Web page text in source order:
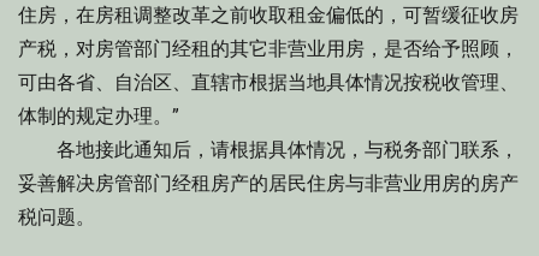
住房，在房租调整改革之前收取租金偏低的，可暂缓征收房
产税，对房管部门经租的其它非营业用房，是否给予照顾，
可由各省、自治区、直辖市根据当地具体情况按税收管理、
体制的规定办理。”
各地接此通知后，请根据具体情况，与税务部门联系，
妥善解决房管部门经租房产的居民住房与非营业用房的房产
税问题。